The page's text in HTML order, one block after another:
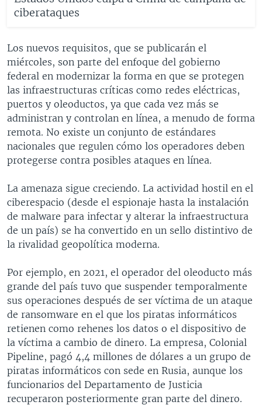
ciberataques
Los nuevos requisitos, que se publicarán el
miércoles, son parte del enfoque del gobierno
federal en modernizar la forma en que se protegen
las infraestructuras críticas como redes eléctricas,
puertos y oleoductos, ya que cada vez más se
administran y controlan en línea, a menudo de forma
remota. No existe un conjunto de estándares
nacionales que regulen cómo los operadores deben
protegerse contra posibles ataques en línea.
La amenaza sigue creciendo. La actividad hostil en el
ciberespacio (desde el espionaje hasta la instalación
de malware para infectar y alterar la infraestructura
de un país) se ha convertido en un sello distintivo de
la rivalidad geopolítica moderna.
Por ejemplo, en 2021, el operador del oleoducto más
grande del país tuvo que suspender temporalmente
sus operaciones después de ser víctima de un ataque
de ransomware en el que los piratas informáticos
retienen como rehenes los datos o el dispositivo de
la víctima a cambio de dinero. La empresa, Colonial
Pipeline, pagó 4,4 millones de dólares a un grupo de
piratas informáticos con sede en Rusia, aunque los
funcionarios del Departamento de Justicia
recuperaron posteriormente gran parte del dinero.